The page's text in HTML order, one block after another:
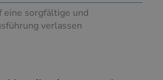
eine sorgfältige und
verlassen